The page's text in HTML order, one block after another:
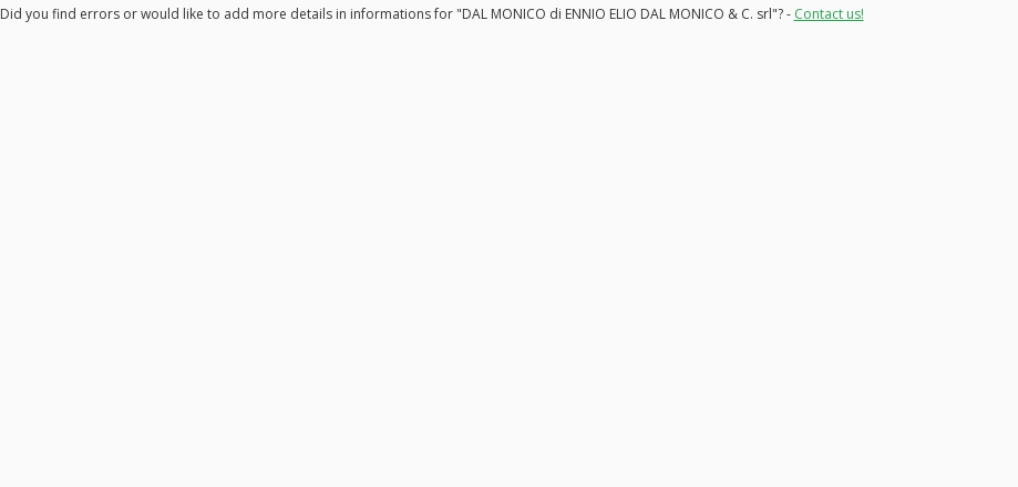
Did you find errors or would like to add more details in informations for "DAL MONICO di ENNIO ELIO DAL MONICO & C. srl"? - Contact us!